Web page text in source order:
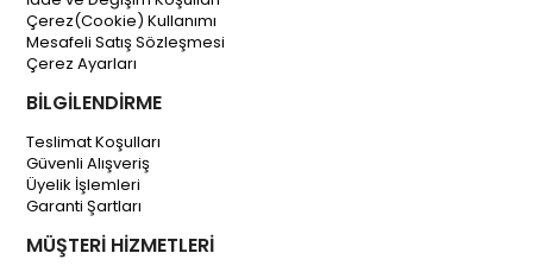
Çerez(Cookie) Kullanımı
Mesafeli Satış Sözleşmesi
Çerez Ayarları
BİLGİLENDİRME
Teslimat Koşulları
Güvenli Alışveriş
Üyelik İşlemleri
Garanti Şartları
MÜŞTERİ HİZMETLERİ